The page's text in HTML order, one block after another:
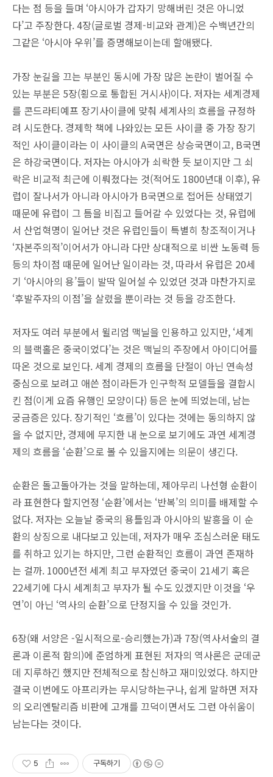
다는 점 등을 들며 ‘아시아가 갑자기 망해버린 것은 아니었
다’고 주장한다. 4장(글로벌 경제-비교와 관계)은 수백년간의
그같은 ‘아시아 우위’를 증명해보이는데 할애됐다.
가장 눈길을 끄는 부분인 동시에 가장 많은 논란이 벌어질 수
있는 부분은 5장(횡으로 통합된 거시사)이다. 저자는 세계경제
를 콘드라티예프 장기사이클에 맞춰 세계사의 흐름을 규정하
려 시도한다. 경제학 책에 나와있는 모든 사이클 중 가장 장기
적인 사이클이라는 이 사이클의 A국면은 상승국면이고, B국면
은 하강국면이다. 저자는 아시아가 쇠락한 듯 보이지만 그 쇠
락은 비교적 최근에 이뤄졌다는 것(적어도 1800년대 이후), 유
럽이 잘나서가 아니라 아시아가 B국면으로 접어든 상태였기
때문에 유럽이 그 틈을 비집고 들어갈 수 있었다는 것, 유럽에
서 산업혁명이 일어난 것은 유럽인들이 특별히 창조적이거나
‘자본주의적’이어서가 아니라 다만 상대적으로 비싼 노동력 등
등의 차이점 때문에 일어난 일이라는 것, 따라서 유럽은 20세
기 ‘아시아의 용’들이 발딱 일어설 수 있었던 것과 마찬가지로
‘후발주자의 이점’을 살렸을 뿐이라는 것 등을 강조한다.
저자도 여러 부분에서 윌리엄 맥닐을 인용하고 있지만, ‘세계
의 블랙홀은 중국이었다’는 것은 맥닐의 주장에서 아이디어를
따온 것으로 보인다. 세계 경제의 흐름을 단절이 아닌 연속성
중심으로 보려고 애쓴 점이라든가 인구학적 모델들을 결합시
킨 점(이게 요즘 유행인 모양이다) 등은 눈에 띄었는데, 남는
궁금증은 있다. 장기적인 ‘흐름’이 있다는 것에는 동의하지 않
을 수 없지만, 경제에 무지한 내 눈으로 보기에도 과연 세계경
제의 흐름을 ‘순환’으로 볼 수 있을지에는 의문이 생긴다.
순환은 돌고돌아가는 것을 말하는데, 제아무리 나선형 순환이
라 표현한다 할지언정 ‘순환’에서는 ‘반복’의 의미를 배제할 수
없다. 저자는 오늘날 중국의 용틀임과 아시아의 발흥을 이 순
환의 상징으로 내다보고 있는데, 저자가 매우 조심스러운 태도
를 취하고 있기는 하지만, 그런 순환적인 흐름이 과연 존재하
는 걸까. 1000년전 세계 최고 부자였던 중국이 21세기 혹은
22세기에 다시 세계최고 부자가 될 수도 있겠지만 이것을 ‘우
연’이 아닌 ‘역사의 순환’으로 단정지을 수 있을 것인가.
6장(왜 서양은 -일시적으로-승리했는가)과 7장(역사서술의 결
론과 이론적 함의)에 준엄하게 표현된 저자의 역사론은 군데군
데 지루하긴 했지만 전체적으로 참신하고 재미있었다. 하지만
결국 이번에도 아프리카는 무시당하는구나, 쉽게 말하면 저자
의 오리엔탈리즘 비판에 고개를 끄덕이면서도 그런 아쉬움이
남는다는 것이다.
5 구독하기